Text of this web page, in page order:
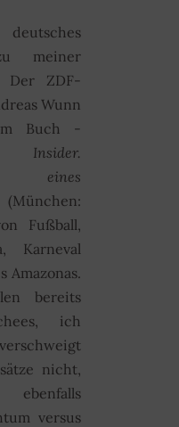
meiner
Der ZDF-
Wunn
Buch -
Insider.
eines
(München:
Fußball,
Karneval
Amazonas.
bereits
ich
nicht,
versus